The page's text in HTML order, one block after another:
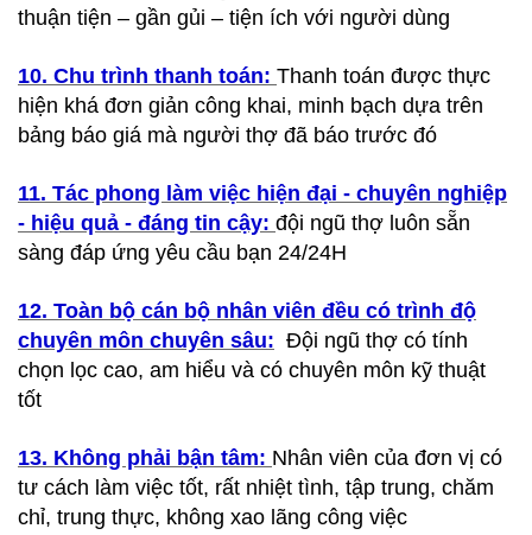
thuận tiện – gần gủi – tiện ích với người dùng
10. Chu trình thanh toán: Thanh toán được thực
hiện khá đơn giản công khai, minh bạch dựa trên
bảng báo giá mà người thợ đã báo trước đó
11. Tác phong làm việc hiện đại - chuyên nghiệp
- hiệu quả - đáng tin cậy: đội ngũ thợ luôn sẵn
sàng đáp ứng yêu cầu bạn 24/24H
12. Toàn bộ cán bộ nhân viên đều có trình độ
chuyên môn chuyên sâu: Đội ngũ thợ có tính
chọn lọc cao, am hiểu và có chuyên môn kỹ thuật
tốt
13. Không phải bận tâm: Nhân viên của đơn vị có
tư cách làm việc tốt, rất nhiệt tình, tập trung, chăm
chỉ, trung thực, không xao lãng công việc